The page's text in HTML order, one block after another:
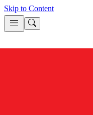
Skip to Content